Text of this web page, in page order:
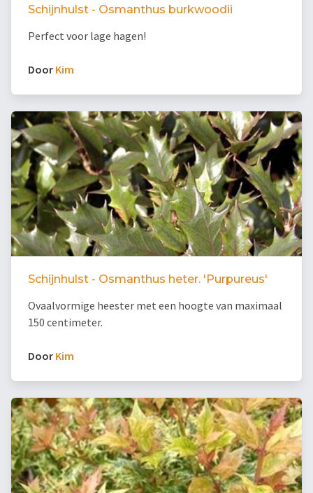
Schijnhulst - Osmanthus burkwoodii
Perfect voor lage hagen!
Door Kim
Schijnhulst - Osmanthus heter. 'Purpureus'
Ovaalvormige heester met een hoogte van maximaal
150 centimeter.
Door Kim